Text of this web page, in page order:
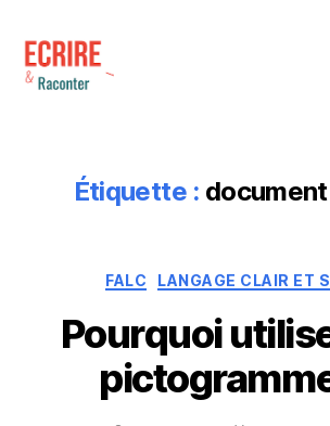
Étiquette :
FALC LANGAGE CLAIR ET
Pourquoi